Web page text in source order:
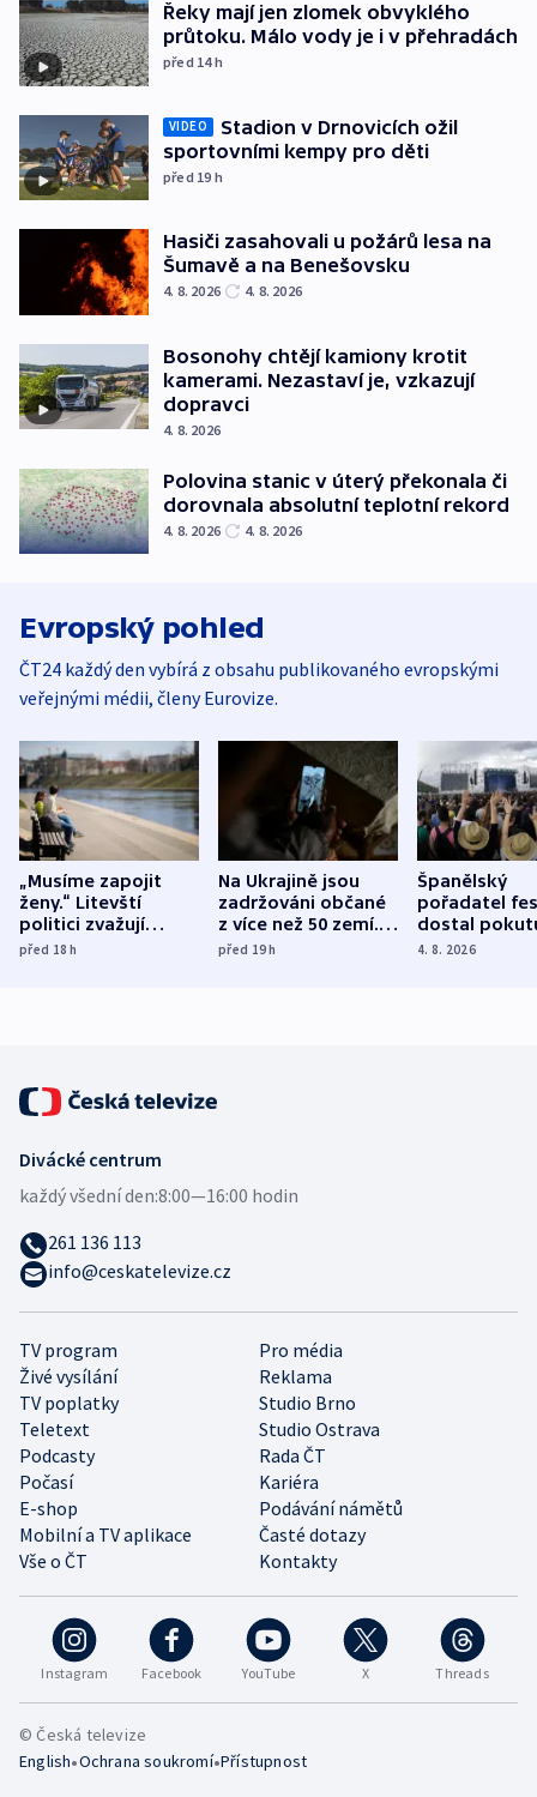
Řeky mají jen zlomek obvyklého
průtoku. Málo vody je i v přehradách
před 14h
VIDEO
Stadion v Drnovicích ožil
sportovními kempy pro děti
před 19 h
Hasiči zasahovali u požárů lesa na
Šumavě a na Benešovsku
4. 8. 2026 4. 8. 2026
Bosonohy chtějí kamiony krotit
kamerami. Nezastaví je, vzkazují
dopravci
4. 8. 2026
Polovina stanic v úterý překonala či
dorovnala absolutní teplotní rekord
4. 8. 2026 4. 8. 2026
Evropský pohled
ČT24 každý den vybírá z obsahu publikovaného evropskými
veřejnými médii, členy Eurovize.
„Musíme zapojit
ženy.“ Litevští
politici zvažují
dohodu o
před 18h
Na Ukrajině jsou
zadržováni občané
z více než 50 zemí.
Bojovali na straně
před 19h
Španělský
pořadatel
dostal
nekalé
4. 8. 2026
Instagram Facebook YouTube X Threads
TV program
Pro média
Živé vysílání
Reklama
TV poplatky
Studio Brno
Teletext
Studio Ostrava
Podcasty
Rada ČT
Počasí
Kariéra
E-shop
Podávání námětů
Mobilní a TV aplikace
Časté dotazy
Vše o ČT
Kontakty
Divácké centrum
každý všední den:8:00—16:00 hodin
261 136 113
info@ceskatelevize.cz
© Česká televize
English•Ochrana soukromí•Přístupnost